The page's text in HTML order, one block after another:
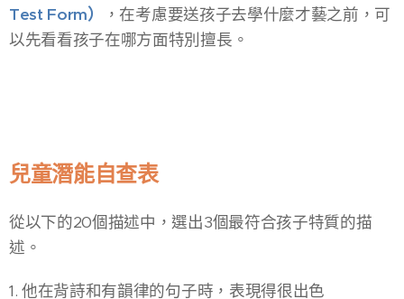
Test Form）
，在考慮要送孩子去學什麼才藝之前，可
以先看看孩子在哪方面特別擅長。
兒童潛能自查表
從以下的20個描述中，選出3個最符合孩子特質的描
述。
1. 他在背詩和有韻律的句子時，表現得很出色